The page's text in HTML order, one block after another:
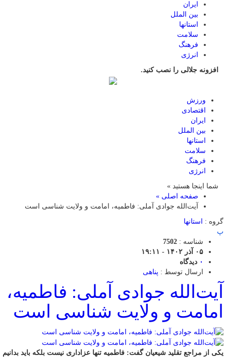
ایران
بین الملل
استانها
سلامت
فرهنگ
انرژی
افزونه جلالی را نصب کنید.
ورزش
اقتصادی
ایران
بین الملل
استانها
سلامت
فرهنگ
انرژی
شما اینجا هستید »
صفحه اصلی »
آیت‌الله جوادی آملی: فاطمیه، امامت و ولایت شناسی است
گروه :
استانها
پ
شناسه : 7502
۰۵ آذر ۱۴۰۲ - ۱۹:۱۱
۰ دیدگاه
ارسال توسط : پناهی
آیت‌الله جوادی آملی: فاطمیه،
امامت و ولایت شناسی است
یکی از مراجع تقلید شیعیان گفت: فاطمیه تنها عزاداری نیست بلکه باید بدانیم